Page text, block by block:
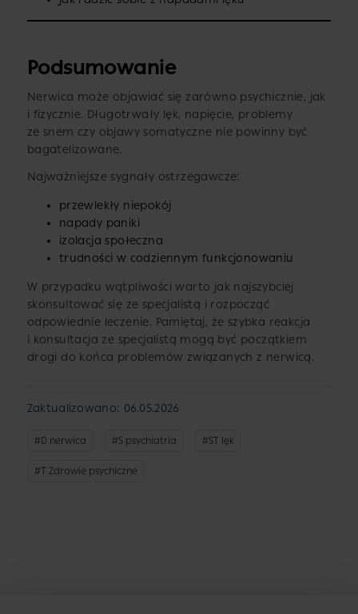
Podsumowanie
Nerwica może objawiać się zarówno psychicznie, jak
i fizycznie. Długotrwały lęk, napięcie, problemy
ze snem czy objawy somatyczne nie powinny być
bagatelizowane.
Najważniejsze sygnały ostrzegawcze:
przewlekły niepokój
napady paniki
izolacja społeczna
trudności w codziennym funkcjonowaniu
W przypadku wątpliwości warto jak najszybciej
skonsultować się ze specjalistą i rozpocząć
odpowiednie leczenie. Pamiętaj, że szybka reakcja
i konsultacja ze specjalistą mogą być początkiem
drogi do końca problemów związanych z nerwicą.
Zaktualizowano: 06.05.2026
#D nerwica #S psychiatria #ST lęk
#T Zdrowie psychiczne